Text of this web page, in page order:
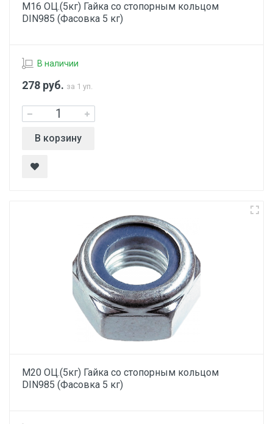
М16 ОЦ.(5кг) Гайка со стопорным кольцом
DIN985 (Фасовка 5 кг)
В наличии
278 руб. за 1 уп.
В корзину
М20 ОЦ.(5кг) Гайка со стопорным кольцом
DIN985 (Фасовка 5 кг)